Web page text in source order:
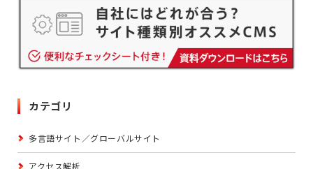
カテゴリ
多言語サイト／グローバルサイト
アクセス解析